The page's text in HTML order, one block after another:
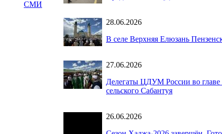
СМИ
28.06.2026
В селе Верхняя Елюзань
27.06.2026
Делегаты ЦДУМ России во
сельского Сабантуя
26.06.2026